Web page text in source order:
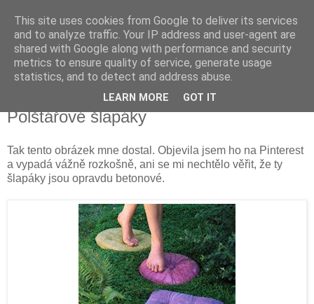
Vysněná zahrada
Blog o plánování a realizování vysněné zahrady.
neděle 29. července 2012
Polštářové šlapáky
Tak tento obrázek mne dostal. Objevila jsem ho na Pinterest
a vypadá vážně rozkošně, ani se mi nechtělo věřit, že ty
šlapáky jsou opravdu betonové.
This site uses cookies from Google to deliver its services
and to analyze traffic. Your IP address and user-agent are
shared with Google along with performance and security
metrics to ensure quality of service, generate usage
statistics, and to detect and address abuse.
LEARN MORE GOT IT